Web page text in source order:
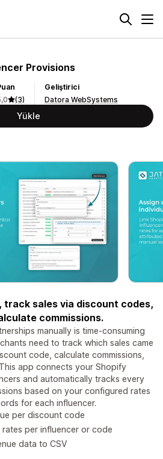
Provisions
(3)
Geliştirici
Datora WebSystems
Yükle
track sales via discount codes,
commissions.
manually is time-consuming
need to track which sales came
code, calculate commissions,
app connects your Shopify
and automatically tracks every
based on your configured rates
for each influencer.
per discount code
per influencer or code
data to CSV